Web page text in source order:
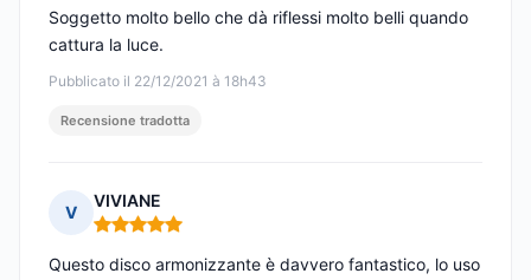
Pubblicato il 22/12/2021 à 18h43
Soggetto molto bello che dà riflessi molto belli quando
cattura la luce.
Recensione tradotta
V
VIVIANE
Nota: 5 su 5
Questo disco armonizzante è davvero fantastico, lo uso